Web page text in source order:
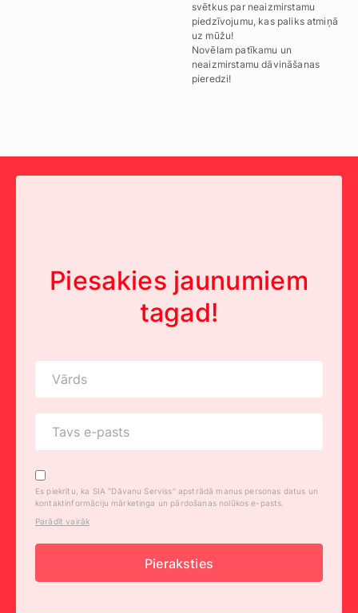
svētkus par neaizmirstamu
piedzīvojumu, kas paliks atmiņā
uz mūžu!
Novēlam patīkamu un
neaizmirstamu dāvināšanas
pieredzi!
Piesakies jaunumiem
tagad!
Es piekrītu, ka SIA "Dāvanu Serviss" apstrādā manus personas datus un
kontaktinformāciju mārketinga un pārdošanas nolūkos e-pasts.
Parādīt vairāk
Pieraksties